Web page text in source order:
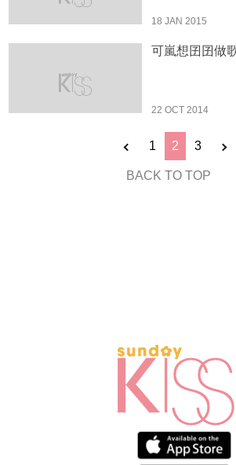
18 JAN 2015
可嵐想囝囝做
22 OCT 2014
1 2 3
BACK TO TOP